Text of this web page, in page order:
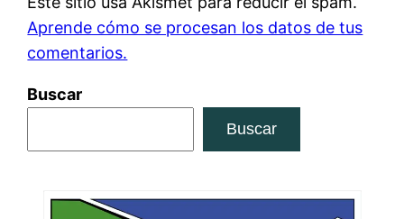
Aprende cómo se procesan los datos de tus
comentarios.
Buscar
Buscar